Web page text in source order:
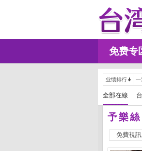
免费专
业绩排行 一
全部在線
予樂絲
免費視訊